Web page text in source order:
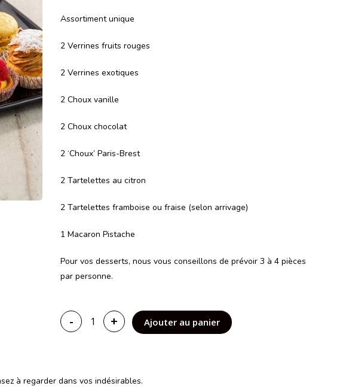
Assortiment unique
2 Verrines fruits rouges
2 Verrines exotiques
2 Choux vanille
2 Choux chocolat
2 ‘Choux’ Paris-Brest
2 Tartelettes au citron
2 Tartelettes framboise ou fraise (selon arrivage)
1 Macaron Pistache
Pour vos desserts, nous vous conseillons de prévoir 3 à 4 pièces
par personne.
- + Ajouter au panier
à regarder dans vos indésirables.